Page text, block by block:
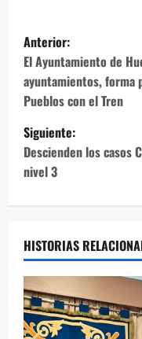
N
a
v
e
g
a
c
i
ó
Anterior:
El Ayuntamiento de
ayuntamientos, forma
Pueblos con el Tren
Siguiente:
Descienden los casos
nivel 3
HISTORIAS